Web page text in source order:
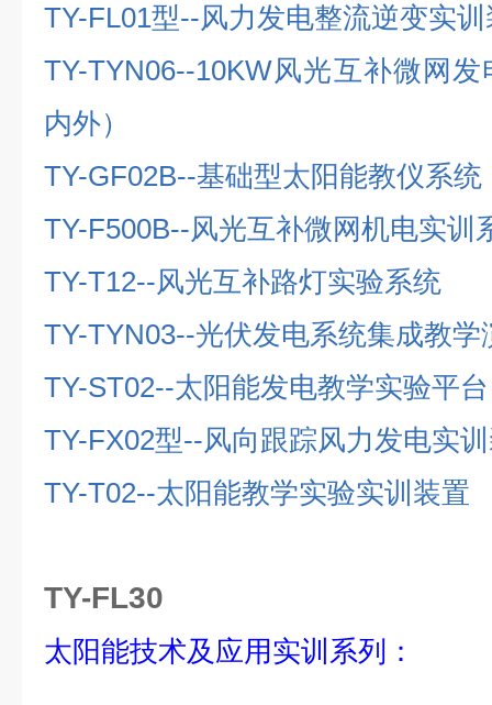
TY-FL01型--风力发电整流逆变实
TY-TYN06--10KW风光互补微网
内外）
TY-GF02B--基础型太阳能教仪系统
TY-F500B--风光互补微网机电实训
TY-T12--风光互补路灯实验系统
TY-TYN03--光伏发电系统集成教学
TY-ST02--太阳能发电教学实验平台
TY-FX02型--风向跟踪风力发电实
TY-T02--太阳能教学实验实训装置
TY-FL30
太阳能技术及应用实训系列：